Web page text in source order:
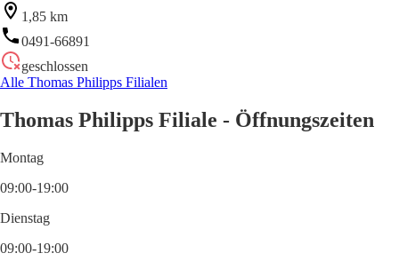
1,85 km
0491-66891
geschlossen
Alle Thomas Philipps Filialen
Thomas Philipps Filiale - Öffnungszeiten
Montag
09:00-19:00
Dienstag
09:00-19:00